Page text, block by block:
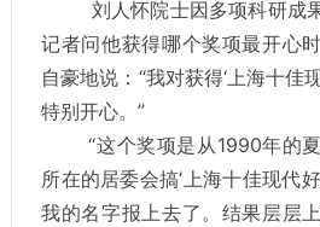
刘人怀院士因多项科研成果
记者问他获得哪个奖项最开心
自豪地说：“我对获得‘上海十佳
特别开心。”
“这个奖项是从1990年的夏
所在的居委会搞‘上海十佳现代
我的名字报上去了。结果层层